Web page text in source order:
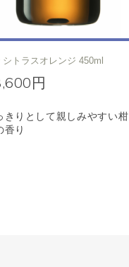
シトラスオレンジ 450ml
円
きりとして親しみやすい柑
香り